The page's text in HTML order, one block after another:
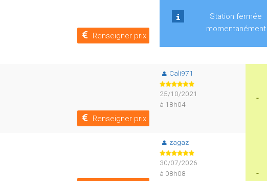
Renseigner prix
Station fermée
momentanément
Renseigner prix
Cali971
25/10/2021
à 18h04
-
zagaz
30/07/2026
à 08h08
-